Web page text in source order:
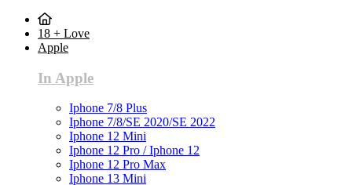
18 + Love
Apple
In Apple
Iphone 7/8 Plus
Iphone 7/8/SE 2020/SE 2022
Iphone 12 Mini
Iphone 12 Pro / Iphone 12
Iphone 12 Pro Max
Iphone 13 Mini